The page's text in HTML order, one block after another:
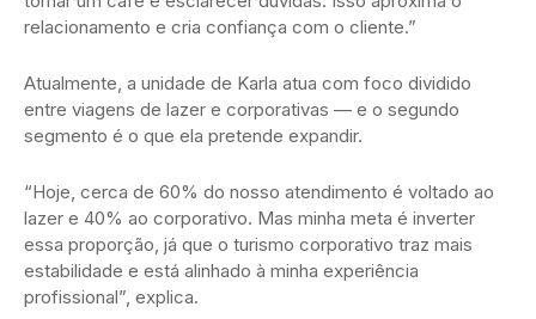
relacionamento e cria confiança com o cliente.”
Atualmente, a unidade de Karla atua com foco dividido
entre viagens de lazer e corporativas — e o segundo
segmento é o que ela pretende expandir.
“Hoje, cerca de 60% do nosso atendimento é voltado ao
lazer e 40% ao corporativo. Mas minha meta é inverter
essa proporção, já que o turismo corporativo traz mais
estabilidade e está alinhado à minha experiência
profissional”, explica.